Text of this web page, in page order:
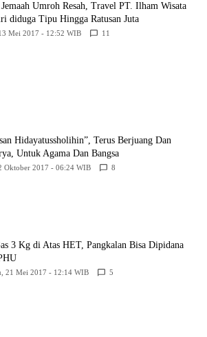
Umroh Resah, Travel PT. Ilham Wisata
diduga Tipu Hingga Ratusan Juta
Mei 2017 - 12:52 WIB 11
Hidayatussholihin”, Terus Berjuang Dan
Untuk Agama Dan Bangsa
Oktober 2017 - 06:24 WIB 8
3 Kg di Atas HET, Pangkalan Bisa Dipidana
21 Mei 2017 - 12:14 WIB 5